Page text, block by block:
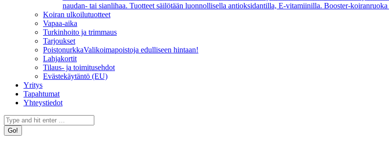
naudan- tai sianlihaa. Tuotteet säilötään luonnollisella antioksidantilla, E-vitamiinilla. Booster-
Koiran ulkoilutuotteet
Vapaa-aika
Turkinhoito ja trimmaus
Tarjoukset
PoistonurkkaValikoimapoistoja edulliseen hintaan!
Lahjakortit
Tilaus- ja toimitusehdot
Evästekäytäntö (EU)
Yritys
Tapahtumat
Yhteystiedot
Search: